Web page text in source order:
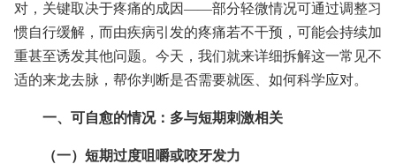
对，关键取决于疼痛的成因——部分轻微情况可通过调整习
惯自行缓解，而由疾病引发的疼痛若不干预，可能会持续加
重甚至诱发其他问题。今天，我们就来详细拆解这一常见不
适的来龙去脉，帮你判断是否需要就医、如何科学应对。
一、可自愈的情况：多与短期刺激相关
（一）短期过度咀嚼或咬牙发力